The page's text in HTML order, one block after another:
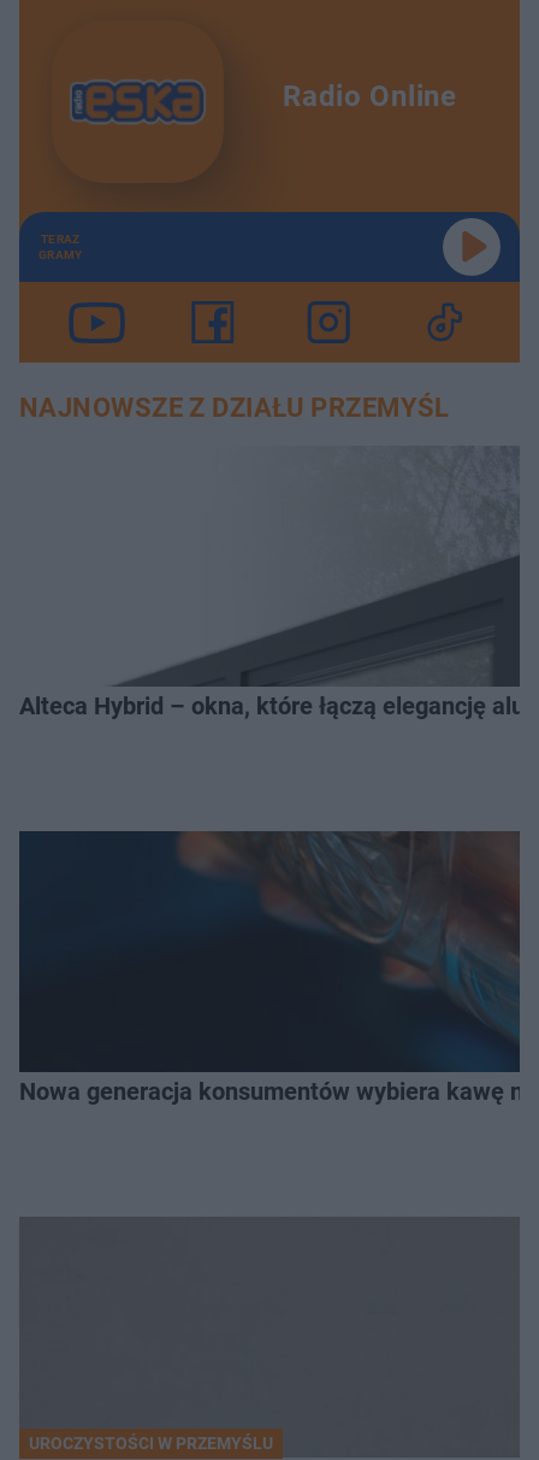
Radio Online
TERAZ
GRAMY
NAJNOWSZE Z DZIAŁU PRZEMYŚL
Alteca Hybrid – okna, które łączą elegancję
Nowa generacja konsumentów wybiera kawę
UROCZYSTOŚCI W PRZEMYŚLU